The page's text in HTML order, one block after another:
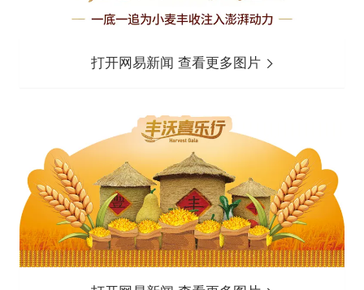
打开网易新闻 查看更多图片